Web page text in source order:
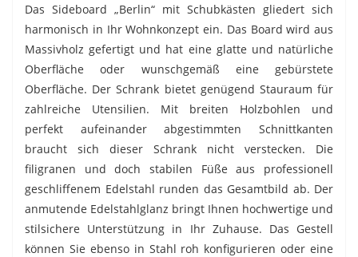
Das Sideboard „Berlin“ mit Schubkästen gliedert sich
harmonisch in Ihr Wohnkonzept ein. Das Board wird aus
Massivholz gefertigt und hat eine glatte und natürliche
Oberfläche oder wunschgemäß eine gebürstete
Oberfläche. Der Schrank bietet genügend Stauraum für
zahlreiche Utensilien. Mit breiten Holzbohlen und
perfekt aufeinander abgestimmten Schnittkanten
braucht sich dieser Schrank nicht verstecken. Die
filigranen und doch stabilen Füße aus professionell
geschliffenem Edelstahl runden das Gesamtbild ab. Der
anmutende Edelstahlglanz bringt Ihnen hochwertige und
stilsichere Unterstützung in Ihr Zuhause. Das Gestell
können Sie ebenso in Stahl roh konfigurieren oder eine